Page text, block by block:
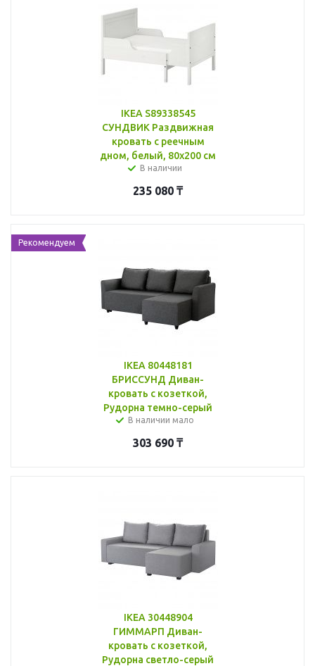
IKEA S89338545
СУНДВИК Раздвижная
кровать с реечным
дном, белый, 80x200 см
В наличии
235 080 ₸
Рекомендуем
IKEA 80448181
БРИССУНД Диван-
кровать с козеткой,
Рудорна темно-серый
В наличии мало
303 690 ₸
IKEA 30448904
ГИММАРП Диван-
кровать с козеткой,
Рудорна светло-серый